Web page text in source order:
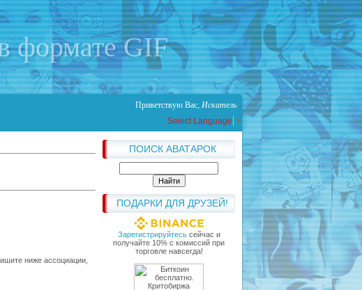
формате GIF
Приветствую Вас, Искатель
Select Language ▼
ПОИСК АВАТАРОК
ПОДАРКИ ДЛЯ ДРУЗЕЙ!
Зарегистрируйтесьсейчас и
получайте 10% с комиссий при
торговле навсегда!
ниже ассоциации,